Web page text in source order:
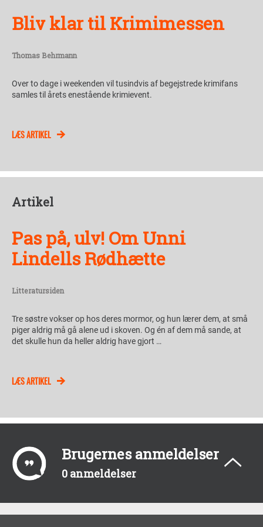
Bliv klar til Krimimessen
Thomas Behrmann
Over to dage i weekenden vil tusindvis af begejstrede krimifans
samles til årets enestående krimievent.
LÆS ARTIKEL
Artikel
Pas på, ulv! Om Unni
Lindells Rødhætte
Litteratursiden
Tre søstre vokser op hos deres mormor, og hun lærer dem, at små
piger aldrig må gå alene ud i skoven. Og én af dem må sande, at
det skulle hun da heller aldrig have gjort …
LÆS ARTIKEL
Brugernes anmeldelser
0 anmeldelser